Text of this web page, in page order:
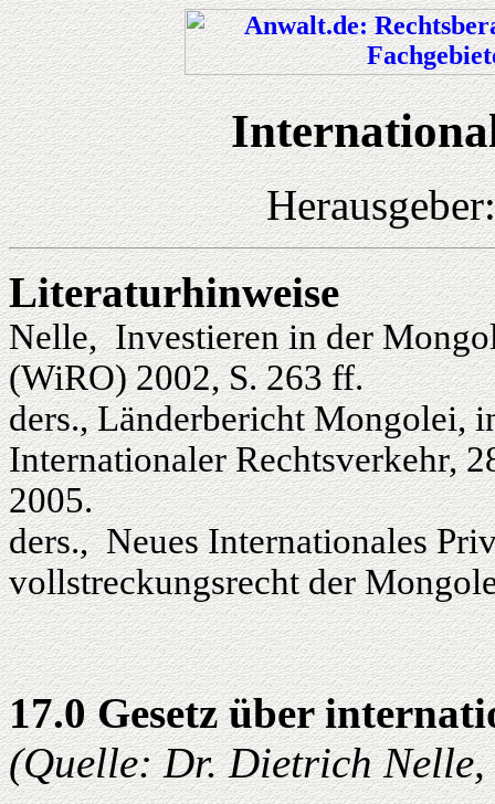
Literaturhinweise
Nelle, Investieren in der
(WiRO) 2002, S. 263 ff.
ders., Länderbericht Mongolei,
Internationaler Rechtsverkehr,
2005.
ders., Neues Internationales
vollstreckungsrecht der
17.0 Gesetz über
(Quelle: Dr. Dietrich